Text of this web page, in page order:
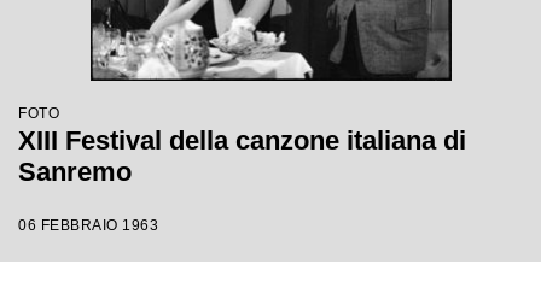
FOTO
XIII Festival della canzone italiana di
Sanremo
06 FEBBRAIO 1963